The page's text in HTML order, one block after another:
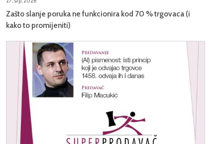
Zašto slanje poruka ne funkcionira kod 70 % trgovaca (i
kako to promijeniti)